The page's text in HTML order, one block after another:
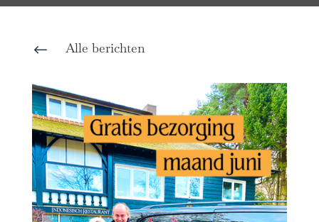
# Alle berichten